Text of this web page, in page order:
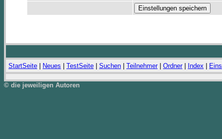
StartSeite Neues TestSeite Suchen Teilnehmer| Ordner| Index
© die jeweiligen Autoren